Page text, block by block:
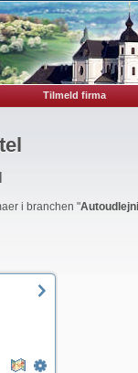
Tilmeld firma
i branchen "